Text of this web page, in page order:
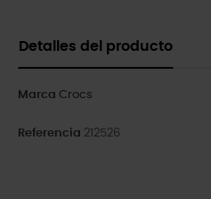
Detalles del producto
Marca Crocs
Referencia 212526